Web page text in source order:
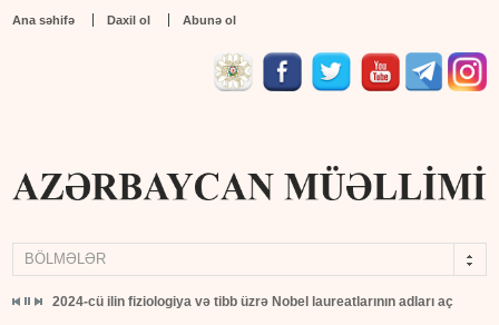
Ana səhifə Daxil ol Abunə ol
BÖLMƏLƏR
2024-cü ilin fiziologiya və tibb üzrə Nobel laureatlarının adları açıqlandı